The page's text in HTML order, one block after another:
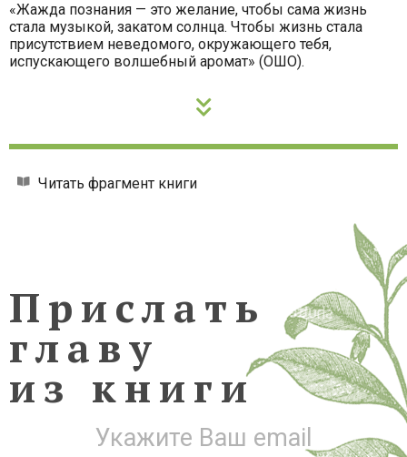
«Жажда познания — это желание, чтобы сама жизнь
стала музыкой, закатом солнца. Чтобы жизнь стала
присутствием неведомого, окружающего тебя,
испускающего волшебный аромат» (ОШО).
Читать фрагмент книги
Прислать
главу
из книги
Укажите Ваш email